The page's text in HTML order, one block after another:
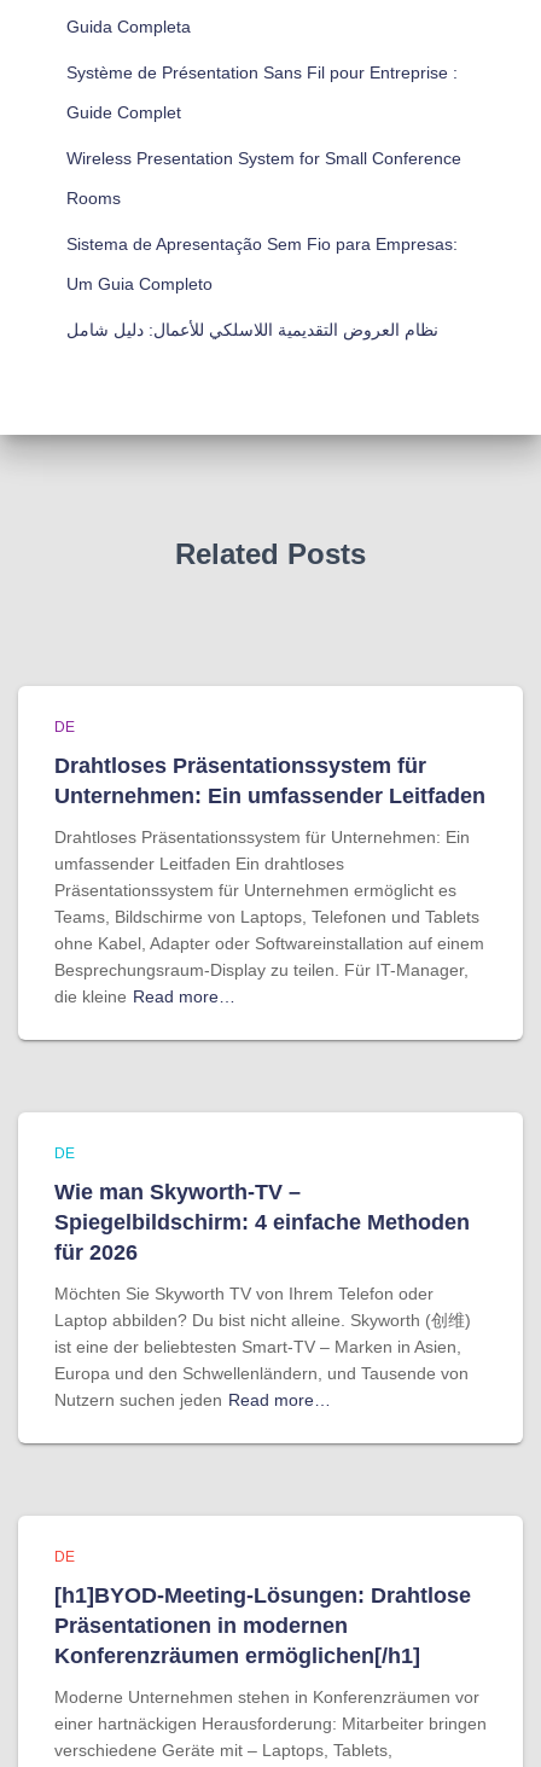
Guida Completa
Système de Présentation Sans Fil pour Entreprise :
Guide Complet
Wireless Presentation System for Small Conference
Rooms
Sistema de Apresentação Sem Fio para Empresas:
Um Guia Completo
نظام العروض التقديمية اللاسلكي للأعمال: دليل شامل
Related Posts
DE
Drahtloses Präsentationssystem für
Unternehmen: Ein umfassender Leitfaden
Drahtloses Präsentationssystem für Unternehmen: Ein
umfassender Leitfaden Ein drahtloses
Präsentationssystem für Unternehmen ermöglicht es
Teams, Bildschirme von Laptops, Telefonen und Tablets
ohne Kabel, Adapter oder Softwareinstallation auf einem
Besprechungsraum-Display zu teilen. Für IT-Manager,
die kleine Read more…
DE
Wie man Skyworth-TV –
Spiegelbildschirm: 4 einfache Methoden
für 2026
Möchten Sie Skyworth TV von Ihrem Telefon oder
Laptop abbilden? Du bist nicht alleine. Skyworth (创维)
ist eine der beliebtesten Smart-TV – Marken in Asien,
Europa und den Schwellenländern, und Tausende von
Nutzern suchen jeden Read more…
DE
[h1]BYOD-Meeting-Lösungen: Drahtlose
Präsentationen in modernen
Konferenzräumen ermöglichen[/h1]
Moderne Unternehmen stehen in Konferenzräumen vor
einer hartnäckigen Herausforderung: Mitarbeiter bringen
verschiedene Geräte mit – Laptops, Tablets,